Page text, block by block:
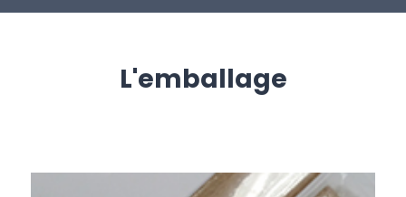
L'emballage